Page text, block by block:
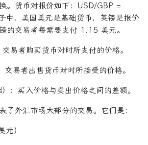
。货币对报价如下：USD/GBP =
中，美国美元是基础货币，英镑是报价
的交易者每需要支付 1.15 美元。
易者购买货币对时所支付的价格。
易者出售货币对时所接受的价格。
：买入价格与卖出价格之间的差额。
了外汇市场大部分的交易。它们是：
元）